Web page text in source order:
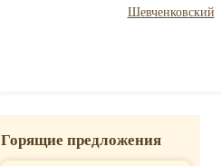
Шевченковский
Горящие предложения